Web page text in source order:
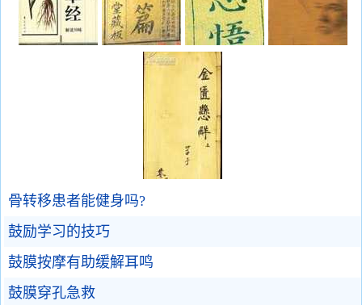
骨转移患者能健身吗?
鼓励学习的技巧
鼓膜按摩有助缓解耳鸣
鼓膜穿孔急救